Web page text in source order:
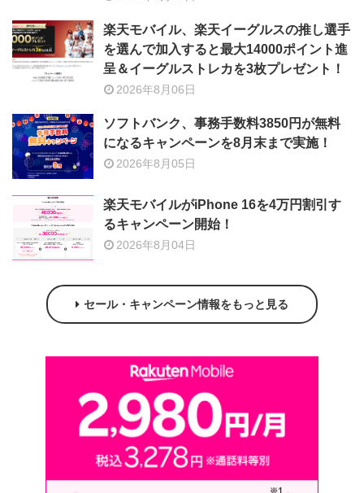
楽天モバイル、楽天イーグルスの推し選手
を選んで加入すると最大14000ポイント進
呈＆イーグルストレカを3枚プレゼント！
2026年8月06日
ソフトバンク、事務手数料3850円が無料
になるキャンペーンを8月末まで実施！
2026年8月05日
楽天モバイルがiPhone 16を4万円割引す
るキャンペーン開始！
2026年8月04日
セール・キャンペーン情報をもっと見る